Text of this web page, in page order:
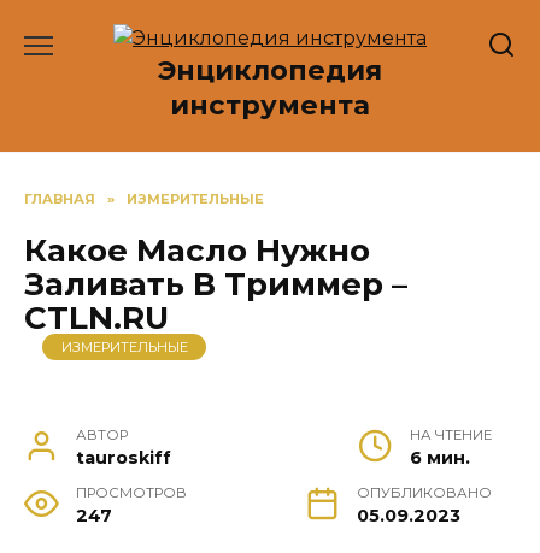
Энциклопедия
инструмента
ГЛАВНАЯ » ИЗМЕРИТЕЛЬНЫЕ
Какое Масло Нужно
Заливать В Триммер –
CTLN.RU
ИЗМЕРИТЕЛЬНЫЕ
АВТОР
tauroskiff
НА ЧТЕНИЕ
6 мин.
ПРОСМОТРОВ
247
ОПУБЛИКОВАНО
05.09.2023